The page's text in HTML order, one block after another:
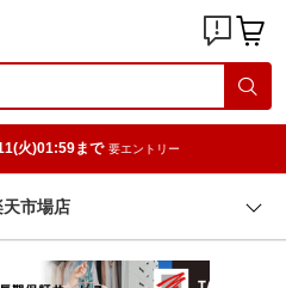
火)01:59まで 要エントリー
市場店